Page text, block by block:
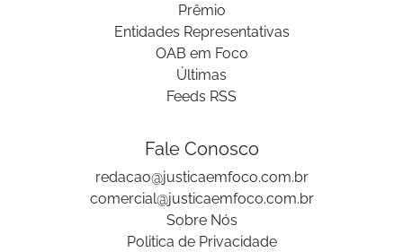
Prêmio
Entidades Representativas
OAB em Foco
Últimas
Feeds RSS
Fale Conosco
redacao@justicaemfoco.com.br
comercial@justicaemfoco.com.br
Sobre Nós
Politica de Privacidade